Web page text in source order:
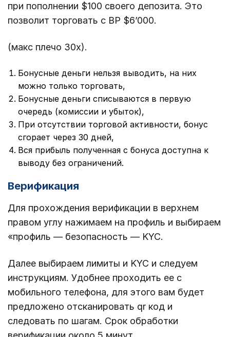
при пополнении $100 своего депозита. Это
позволит торговать с BP $6’000.
(макс плечо 30х).
Бонусные деньги нельзя выводить, на них
можно только торговать,
Бонусные деньги списываются в первую
очередь (комиссии и убыток),
При отсутствии торговой активности, бонус
сгорает через 30 дней,
Вся прибыль полученная с бонуса доступна к
выводу без ограничений.
Верификация
Для прохождения верификации в верхнем
правом углу нажимаем на профиль и выбираем
«профиль — безопасность — KYC.
Далее выбираем лимиты и KYC и следуем
инструкциям. Удобнее проходить ее с
мобильного телефона, для этого вам будет
предложено отсканировать qr код и
следовать по шагам. Срок обработки